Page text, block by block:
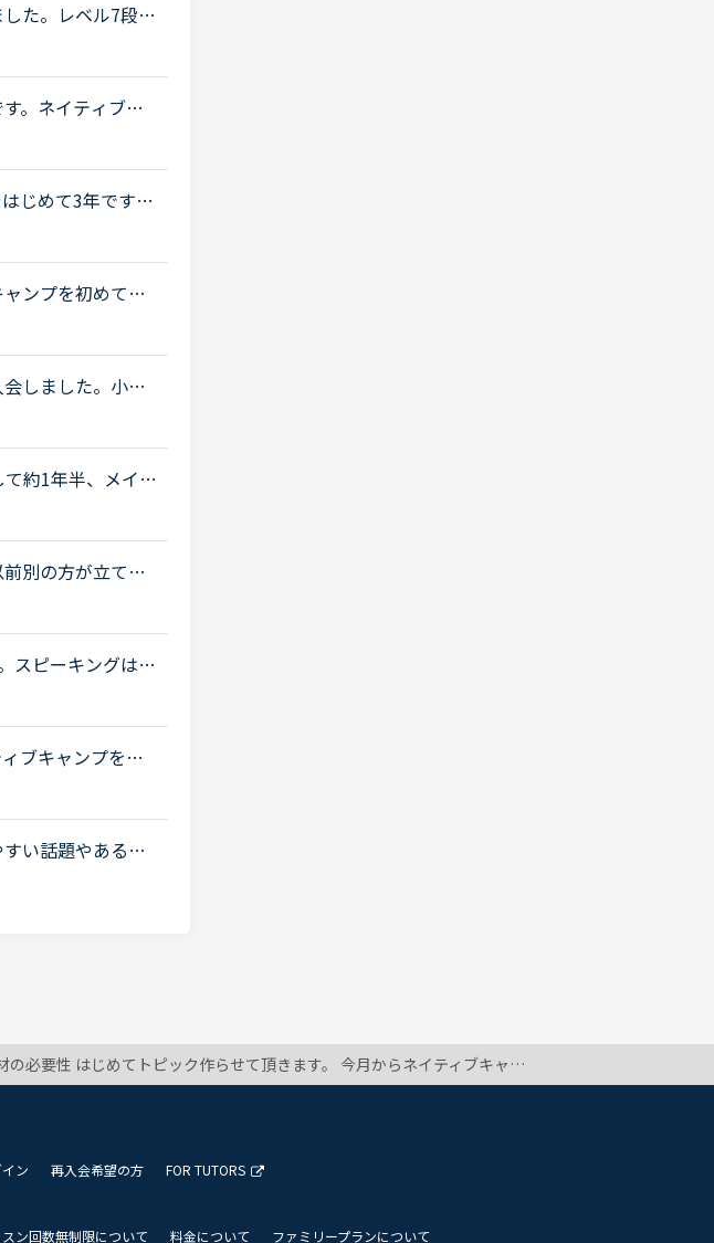
た。レベル7段階
このレベルなん
。ネイティブキ
はネイティブキ
じめて3年です。
、先生の話して
ンプを初めて早
ころ、レベル5
しました。小１
なので果してど
約1年半、メイン
には不定期で、
別の方が立てた
842" target="_bl
災について <a
スピーキングは苦
から考えるとシ
ブキャンプを始
は週に3回ほど
い話題やある程
生からは君のス
のことは無料体験中に知り、興味があったので、無料体験終了後にレベルチェックを受講しました。 そしていよいよ本講座受講をと思っていますが、テキストは授業中見てはいけない上に、復習でのみ必要と聞きました。 それって、高いお金でテキストを買っても、あまり使わないってことなのかなって思いました。 カラン受講されている先輩方、実際のところどうなのでしょうか？ 授業中と自習でのテキスト使用頻度はいかがなものでしょうか？
ン 再入会希望の方 FOR TUTORS
スン回数無制限について 料金について ファミリープランについて